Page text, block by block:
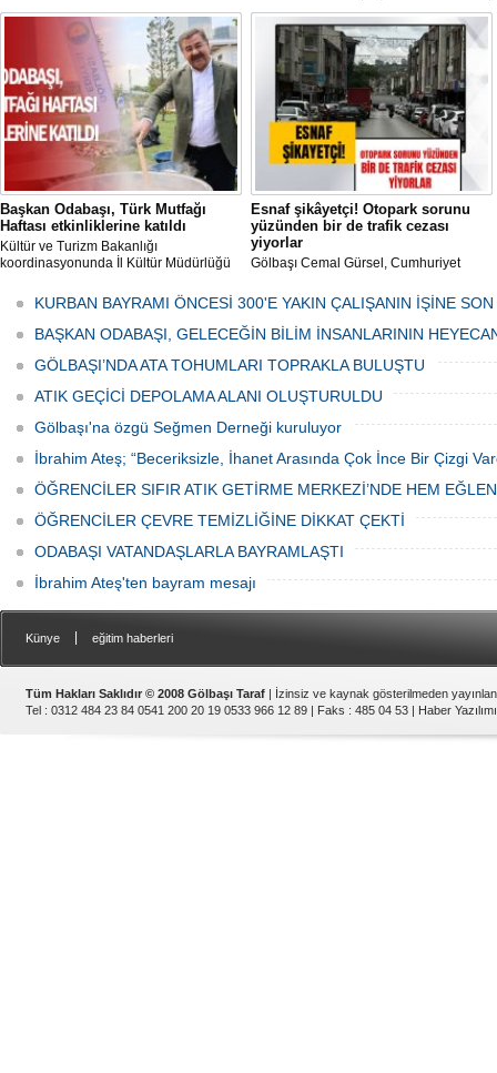
ve Kesim Merkezi, haşere ve
mikropların önüne geçilmesi amacıyla
her gün Gölbaşı Belediyesi ekipleri
tarafından düzenli olarak ilaçlanıyor.
Başkan Odabaşı, Türk Mutfağı
Haftası etkinliklerine katıldı
Kültür ve Turizm Bakanlığı
koordinasyonunda İl Kültür Müdürlüğü
Haftası" etkinlikleri Ankara'da devam
ediyor.
Esnaf şikâyetçi! Otopark sorunu
yüzünden bir de trafik cezası
yiyorlar
Gölbaşı Cemal Gürsel, Cumhuriyet
bulunan esnaf ve alışverişe gelen
vatandaşlar park cezaları yüzünden
canından bezdi.
KURBAN BAYRAMI ÖNCESİ 300'E YAKIN ÇALIŞANIN İŞİNE
BAŞKAN ODABAŞI, GELECEĞİN BİLİM İNSANLARININ
GÖLBAŞI’NDA ATA TOHUMLARI TOPRAKLA BULUŞTU
ATIK GEÇİCİ DEPOLAMA ALANI OLUŞTURULDU
Gölbaşı'na özgü Seğmen Derneği kuruluyor
İbrahim Ateş; “Beceriksizle, İhanet Arasında Çok İnce Bir Çizgi
ÖĞRENCİLER SIFIR ATIK GETİRME MERKEZİ’NDE HEM
ÖĞRENCİLER ÇEVRE TEMİZLİĞİNE DİKKAT ÇEKTİ
ODABAŞI VATANDAŞLARLA BAYRAMLAŞTI
İbrahim Ateş'ten bayram mesajı
Künye eğitim haberleri
Tüm Hakları Saklıdır © 2008 Gölbaşı Taraf | İzinsiz ve kaynak gösterilmeden
Tel : 0312 484 23 84 0541 200 20 19 0533 966 12 89 | Faks : 485 04 53 | Haber Yazılımı